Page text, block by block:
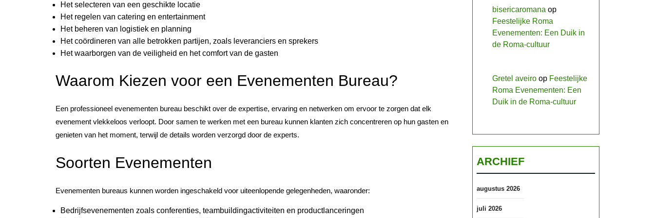
Het selecteren van een geschikte locatie
Het regelen van catering en entertainment
Het beheren van logistiek en planning
Het coördineren van alle betrokken partijen, zoals leveranciers en sprekers
Het waarborgen van de veiligheid en het comfort van de gasten
Waarom Kiezen voor een Evenementen Bureau?
Een professioneel evenementen bureau beschikt over de expertise, ervaring en netwerken om ervoor te zorgen dat elk
evenement vlekkeloos verloopt. Door samen te werken met een bureau kunnen klanten zich concentreren op hun gasten en
genieten van het moment, terwijl de details worden verzorgd door de experts.
Soorten Evenementen
Evenementen bureaus kunnen worden ingeschakeld voor uiteenlopende gelegenheden, waaronder:
Bedrijfsevenementen zoals conferenties, teambuildingactiviteiten en productlanceringen
bisericaromana op
Feestelijke Roma
Evenementen: Een Duik in
de Roma-cultuur
Gretel aveiro op Feestelijke
Roma Evenementen: Een
Duik in de Roma-cultuur
ARCHIEF
augustus 2026
juli 2026